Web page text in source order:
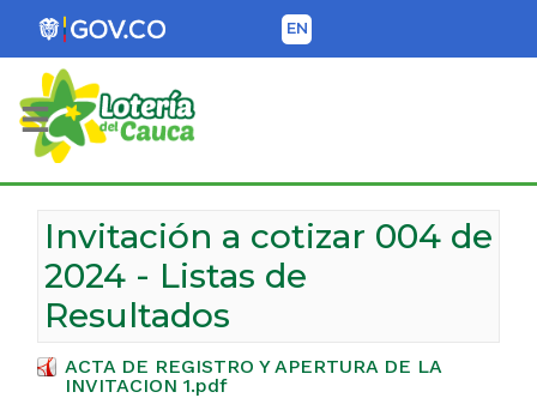
EN
Lotería del Cauca
Invitación a cotizar 004 de
2024 - Listas de
Resultados
ACTA DE REGISTRO Y APERTURA DE LA
INVITACION 1.pdf